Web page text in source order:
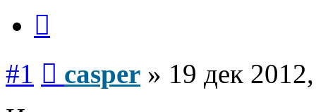
#1 casper » 19 дек